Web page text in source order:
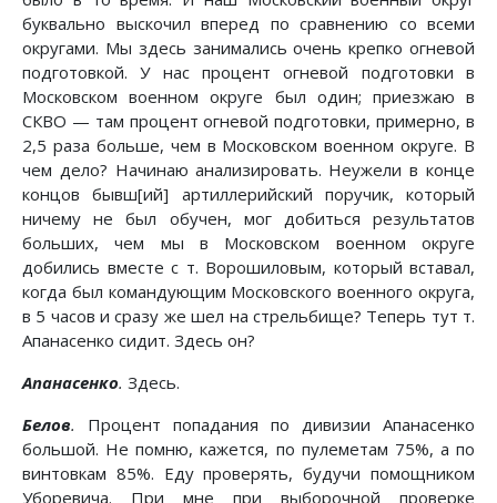
буквально выскочил вперед по сравнению со всеми
округами. Мы здесь занимались очень крепко огневой
подготовкой. У нас процент огневой подготовки в
Московском военном округе был один; приезжаю в
СКВО — там процент огневой подготовки, примерно, в
2,5 раза больше, чем в Московском военном округе. В
чем дело? Начинаю анализировать. Неужели в конце
концов бывш[ий] артиллерийский поручик, который
ничему не был обучен, мог добиться результатов
больших, чем мы в Московском военном округе
добились вместе с т. Ворошиловым, который вставал,
когда был командующим Московского военного округа,
в 5 часов и сразу же шел на стрельбище? Теперь тут т.
Апанасенко сидит. Здесь он?
Апанасенко. Здесь.
Белов. Процент попадания по дивизии Апанасенко
большой. Не помню, кажется, по пулеметам 75%, а по
винтовкам 85%. Еду проверять, будучи помощником
Уборевича. При мне при выборочной проверке